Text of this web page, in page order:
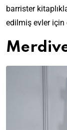
barrister
edilmiş evler